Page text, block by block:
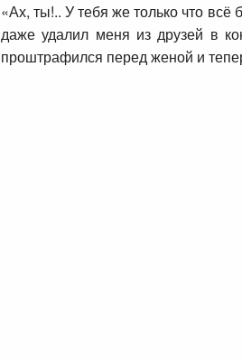
«Ах, ты!.. У тебя же только что
даже удалил меня из друзей в
проштрафился перед женой и